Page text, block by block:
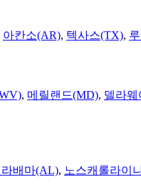
아칸소(AR), 텍사스(TX),
, 메릴랜드(MD), 델라웨
라배마(AL), 노스캐롤라이